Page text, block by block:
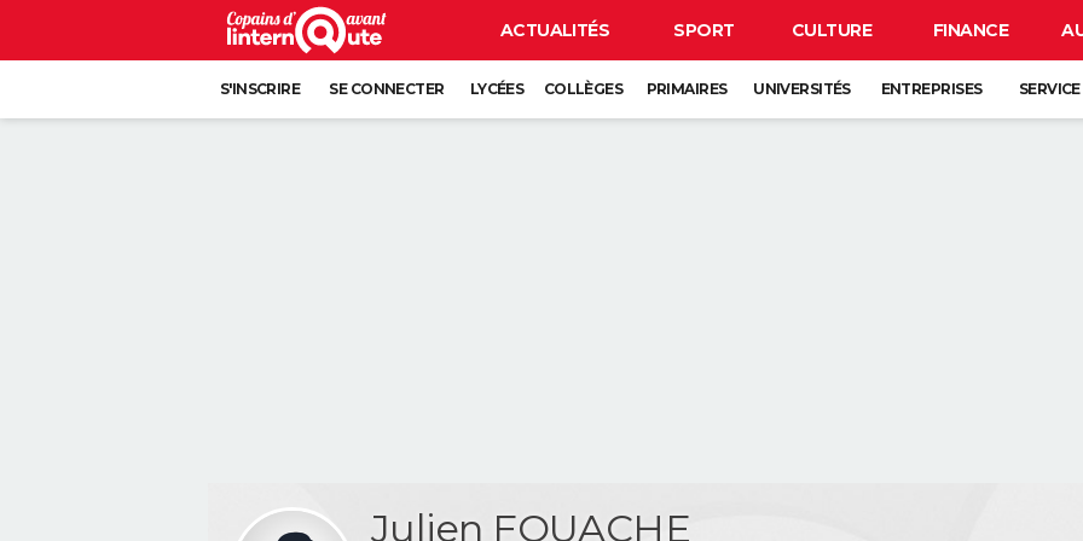
ACTUALITÉS SPORT CULTURE FINANCE
S'INSCRIRE SE CONNECTER LYCÉES COLLÈGES PRIMAIRES UNIVERSITÉS ENTREPRISES
Julien FOUACHE